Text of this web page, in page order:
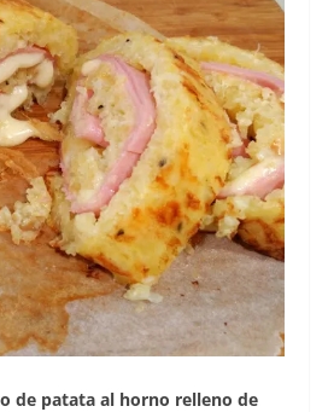
de patata al horno relleno de